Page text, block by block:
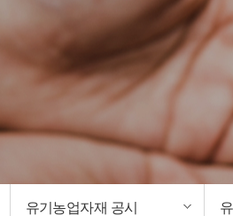
센
지
찾아
유기농업자재 공시